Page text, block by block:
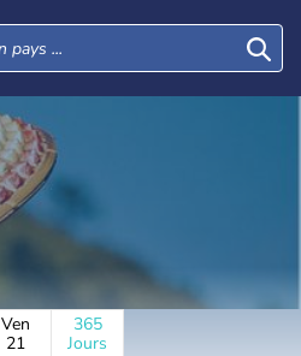
Ven
21
365
Jours